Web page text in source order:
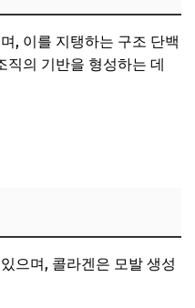
, 이를 지탱하는 구조 단백
직의 기반을 형성하는 데
으며, 콜라겐은 모발 생성